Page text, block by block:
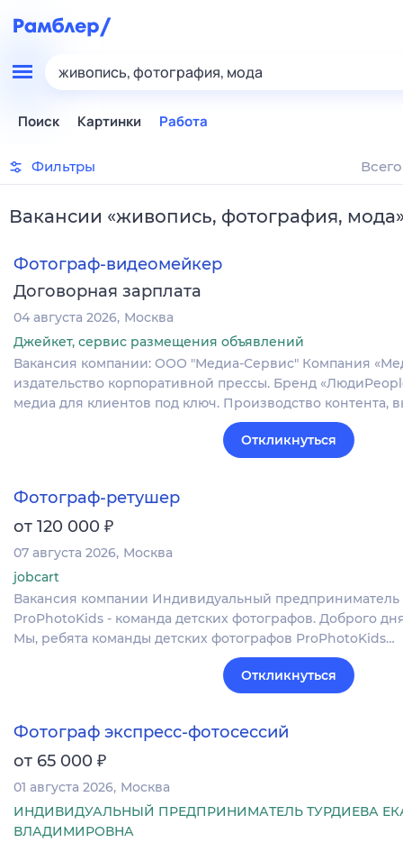
живопись, фотография, мода
Поиск Картинки Работа
Фильтры
Вакансии «живопись, фотография, мода
Фотограф-видеомейкер
Договорная зарплата
04 августа 2026 Москва
Джейкет, сервис размещения объявлений
Вакансия компании: ООО "Медиа-Сервис" Компания
издательство корпоративной прессы. Бренд
медиа для клиентов под ключ. Производство контента,
Откликнуться
Фотограф-ретушер
от 120 000 ₽
07 августа 2026 Москва
jobcart
Вакансия компании Индивидуальный
ProPhotoKids - команда детских фотографов. Доброго
Мы, ребята команды детских фотографов ProPhotoKids…
Откликнуться
Фотограф экспресс-фотосессий
от 65 000 ₽
01 августа 2026 Москва
ИНДИВИДУАЛЬНЫЙ ПРЕДПРИНИМАТЕЛЬ ТУРДИЕВА
ВЛАДИМИРОВНА